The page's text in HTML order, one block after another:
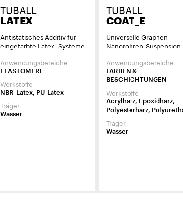
TUBALL
LATEX
Antistatisches Additiv für
eingefärbte Latex- Systeme
Anwendungsbereiche
ELASTOMERE
Werkstoffe
NBR-Latex, PU-Latex
Träger
Wasser
TUBALL
COAT_E
Universelle Graphen-
Nanoröhren-Suspension
Anwendungsbereiche
FARBEN &
BESCHICHTUNGEN
Werkstoffe
Acrylharz, Epoxidharz,
Polyesterharz,
Träger
Wasser